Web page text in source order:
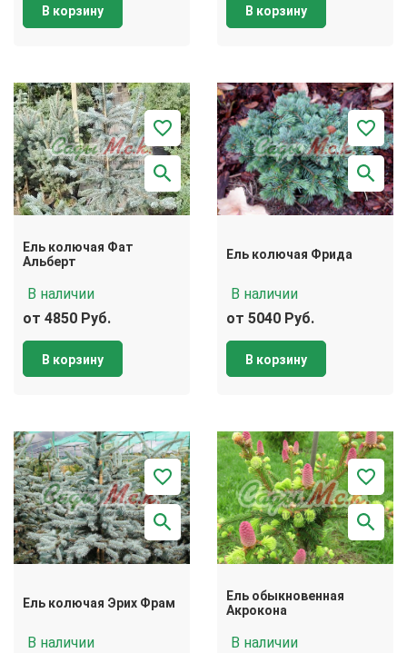
В корзину В корзину
Ель колючая Фат
Альберт
В наличии
от 4850 Руб.
В корзину
Ель колючая Фрида
В наличии
от 5040 Руб.
В корзину
Ель колючая Эрих Фрам
В наличии
Ель обыкновенная
Акрокона
В наличии